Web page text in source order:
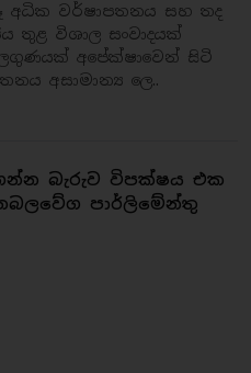
අධික වර්ෂාපතනය සහ තද
තුළ විශාල සංවාදයක්
අපේක්ෂාවෙන් සිටි
අසාමාන්‍ය ලෙ..
බැරුව විපක්ෂය එක
පාර්ලිමේන්තු